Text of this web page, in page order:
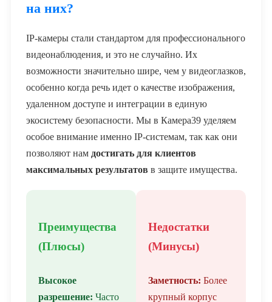
на них?
IP-камеры стали стандартом для профессионального
видеонаблюдения, и это не случайно. Их
возможности значительно шире, чем у видеоглазков,
особенно когда речь идет о качестве изображения,
удаленном доступе и интеграции в единую
экосистему безопасности. Мы в Камера39 уделяем
особое внимание именно IP-системам, так как они
позволяют нам достигать для клиентов
максимальных результатов в защите имущества.
Преимущества
(Плюсы)
Высокое
разрешение: Часто
Недостатки
(Минусы)
Заметность: Более
крупный корпус